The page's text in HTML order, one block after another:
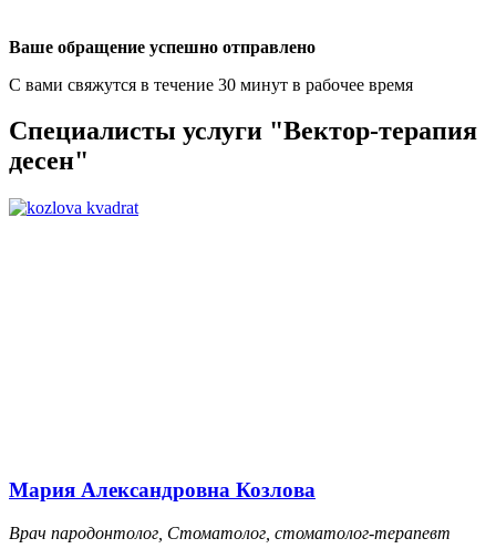
Ваше обращение успешно отправлено
С вами свяжутся в течение 30 минут в рабочее время
Специалисты услуги "Вектор-терапия
десен"
Мария Александровна Козлова
Врач пародонтолог, Стоматолог, стоматолог-терапевт